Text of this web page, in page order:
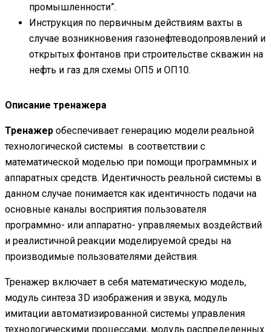
промышленности”.
Инструкция по первичным действиям вахты в
случае возникновения газонефтеводопроявлений и
открытых фонтанов при строительстве скважин на
нефть и газ для схемы ОП5 и ОП10.
Описание тренажера
Тренажер обеспечивает генерацию модели реальной
технологической системы в соответствии с
математической моделью при помощи программных и
аппаратных средств. Идентичность реальной системы в
данном случае понимается как идентичность подачи на
основные каналы восприятия пользователя
программно- или аппаратно- управляемых воздействий
и реалистичной реакции моделируемой среды на
производимые пользователями действия.
Тренажер включает в себя математическую модель,
модуль синтеза 3D изображения и звука, модуль
имитации автоматизированной системы управления
технологическими процессами, модуль распределенных